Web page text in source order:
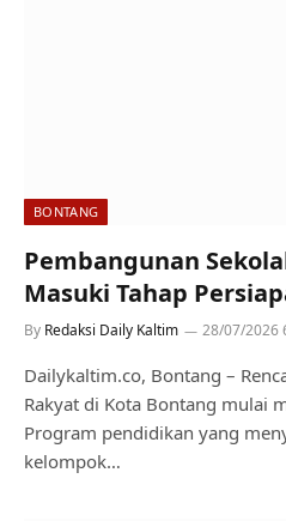
BONTANG
Pembangunan
Masuki Tahap
By Redaksi Daily Kaltim 28/07/2026
Dailykaltim.co, Bontang –
Rakyat di Kota Bontang mulai
Program pendidikan yang
kelompok…